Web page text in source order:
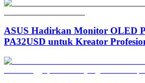
ASUS Hadirkan Monitor OLED
PA32USD untuk Kreator